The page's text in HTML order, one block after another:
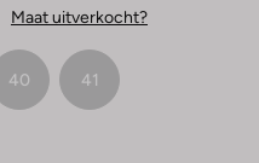
Maat uitverkocht?
40 41